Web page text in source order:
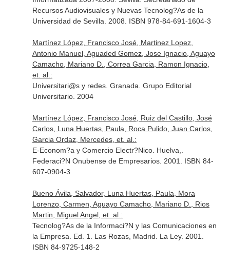
Recursos Audiovisuales y Nuevas Tecnolog?As de la
Universidad de Sevilla. 2008. ISBN 978-84-691-1604-3
Martínez López, Francisco José, Martinez Lopez,
Antonio Manuel, Aguaded Gomez, Jose Ignacio, Aguayo
Camacho, Mariano D., Correa Garcia, Ramon Ignacio,
et. al.:
Universitari@s y redes. Granada. Grupo Editorial
Universitario. 2004
Martínez López, Francisco José, Ruiz del Castillo, José
Carlos, Luna Huertas, Paula, Roca Pulido, Juan Carlos,
Garcia Ordaz, Mercedes, et. al.:
E-Econom?a y Comercio Electr?Nico. Huelva,.
Federaci?N Onubense de Empresarios. 2001. ISBN 84-
607-0904-3
Bueno Ávila, Salvador, Luna Huertas, Paula, Mora
Lorenzo, Carmen, Aguayo Camacho, Mariano D., Rios
Martin, Miguel Angel, et. al.:
Tecnolog?As de la Informaci?N y las Comunicaciones en
la Empresa. Ed. 1. Las Rozas, Madrid. La Ley. 2001.
ISBN 84-9725-148-2